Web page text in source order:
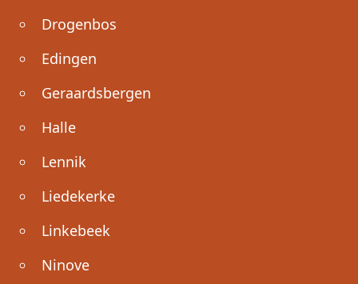
Drogenbos
Edingen
Geraardsbergen
Halle
Lennik
Liedekerke
Linkebeek
Ninove